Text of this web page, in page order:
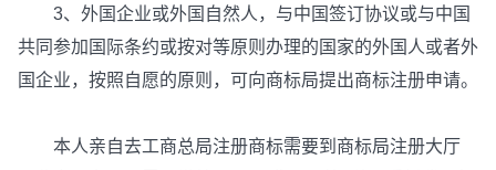
3、外国企业或外国自然人，与中国签订协议或与中国
共同参加国际条约或按对等原则办理的国家的外国人或者外
国企业，按照自愿的原则，可向商标局提出商标注册申请。
本人亲自去工商总局注册商标需要到商标局注册大厅